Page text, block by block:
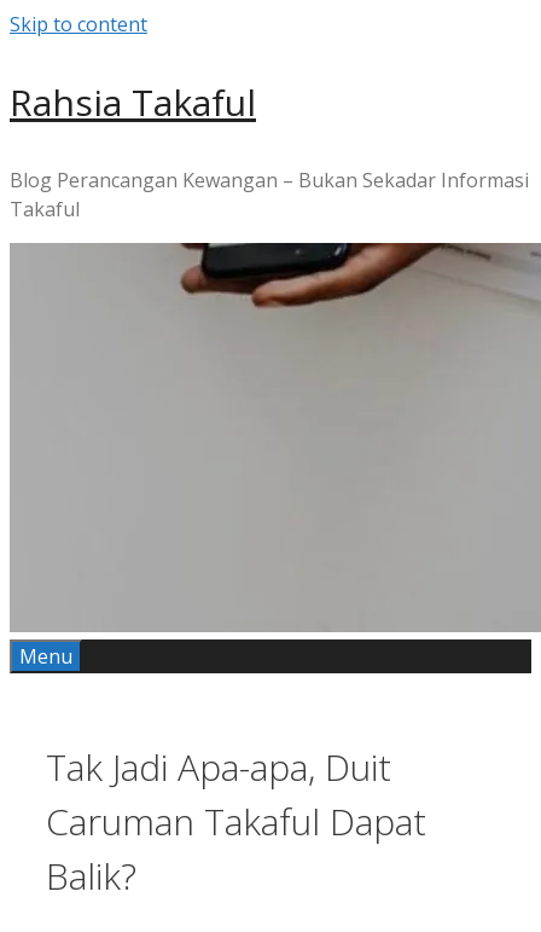
Skip to content
Rahsia Takaful
Blog Perancangan Kewangan – Bukan Sekadar Informasi
Takaful
Menu
Tak Jadi Apa-apa, Duit
Caruman Takaful Dapat
Balik?